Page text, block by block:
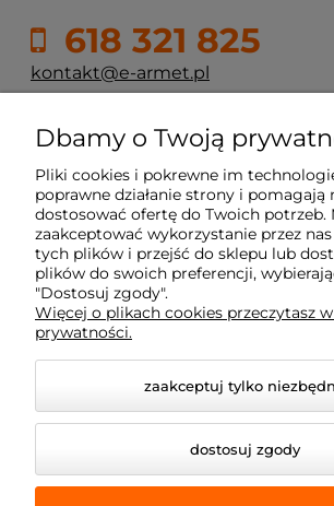
618 321 825
kontakt@e-armet.pl
ul. Reglowa 13
60-113 Poznań
Moje konto
Płatność i dostawa
Dojazd z okolic
Dbamy o Twoją
Pliki cookies i pokrewne im
poprawne działanie strony i pomagają
dostosować ofertę do Twoich potrzeb.
zaakceptować wykorzystanie przez
tych plików i przejść do sklepu lub
plików do swoich preferencji,
"Dostosuj zgody".
Więcej o plikach cookies przeczytasz
prywatności.
zaakceptuj tylko
dostosuj zgody